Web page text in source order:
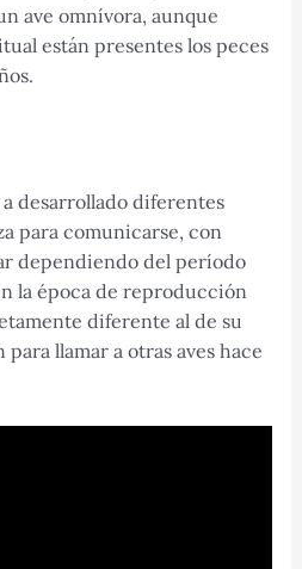
ave omnívora, aunque
están presentes los peces
a desarrollado diferentes
para comunicarse, con
dependiendo del período
la época de reproducción
diferente al de su
llamar a otras aves hace